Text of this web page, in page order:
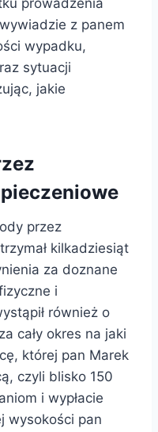
prowadzenia
z panem
wypadku,
sytuacji
jakie
przez
kilkadziesiąt
za doznane
i
również o
cały okres na jaki
której pan Marek
czyli blisko 150
i wypłacie
wysokości pan